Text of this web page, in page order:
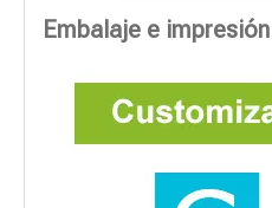
Embalaje e impresión